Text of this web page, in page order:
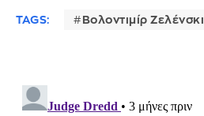
TAGS: Βολοντιμίρ Ζελένσκι